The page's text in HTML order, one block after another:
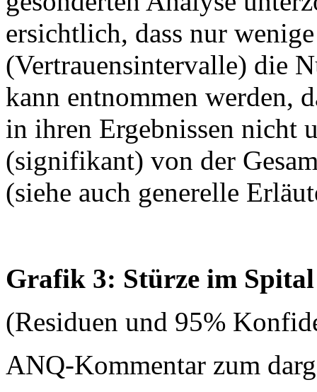
ersichtlich, dass nur
(Vertrauensintervalle) die
kann entnommen werden,
in ihren Ergebnissen nicht
(signifikant) von der
(siehe auch generelle
Grafik 3: Stürze im Spital
(Residuen und 95%
ANQ-Kommentar zum